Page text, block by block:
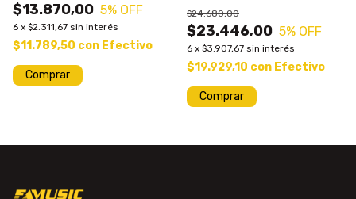
$13.870,00 5% OFF
6 x $2.311,67 sin interés
$11.789,50 con Efectivo
$23.446,00
$24.680,00
5% OFF
6 x $3.907,67 sin interés
$19.929,10 con Efectivo